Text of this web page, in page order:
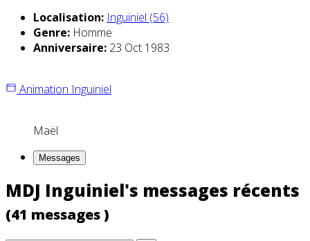
Localisation: Inguiniel (56)
Genre: Homme
Anniversaire: 23 Oct 1983
Animation Inguiniel
Maël
Messages
MDJ Inguiniel's messages récents
(41 messages )